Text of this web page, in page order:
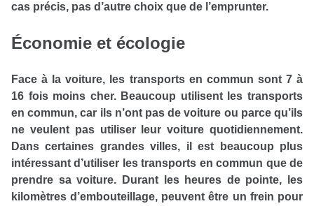
cas précis, pas d’autre choix que de l’emprunter.
Économie et écologie
Face à la voiture, les transports en commun sont 7 à
16 fois moins cher. Beaucoup utilisent les transports
en commun, car ils n’ont pas de voiture ou parce qu’ils
ne veulent pas utiliser leur voiture quotidiennement.
Dans certaines grandes villes, il est beaucoup plus
intéressant d’utiliser les transports en commun que de
prendre sa voiture. Durant les heures de pointe, les
kilomètres d’embouteillage, peuvent être un frein pour